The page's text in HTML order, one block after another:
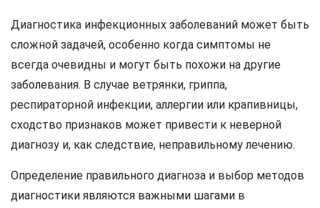
Диагностика инфекционных заболеваний может быть
сложной задачей, особенно когда симптомы не
всегда очевидны и могут быть похожи на другие
заболевания. В случае ветрянки, гриппа,
респираторной инфекции, аллергии или крапивницы,
сходство признаков может привести к неверной
диагнозу и, как следствие, неправильному лечению.
Определение правильного диагноза и выбор методов
диагностики являются важными шагами в